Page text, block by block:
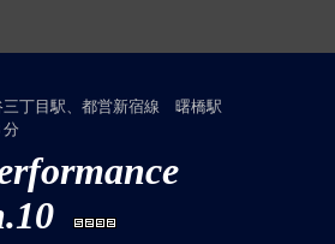
丁目駅、都営新宿線 曙橋駅